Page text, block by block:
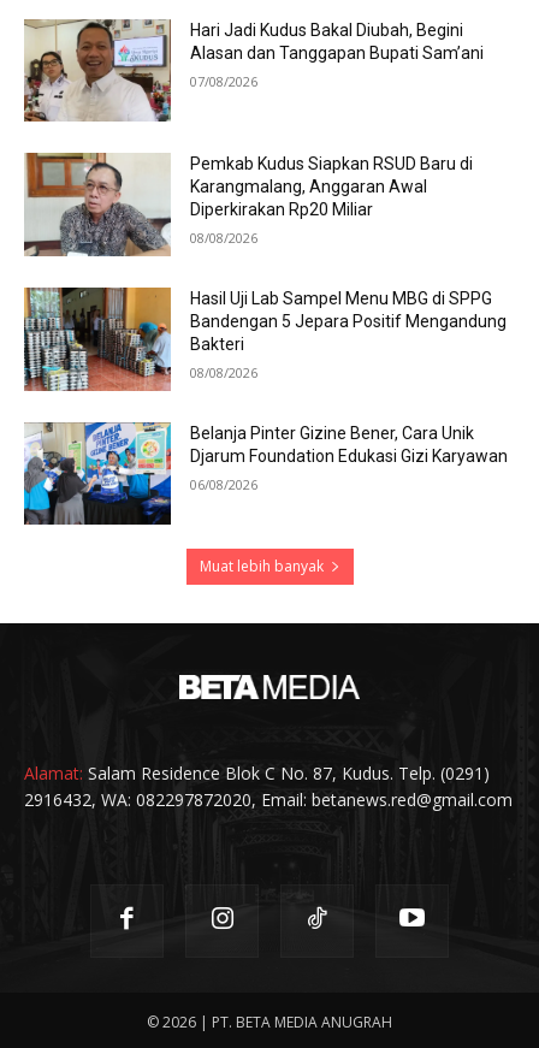
Hari Jadi Kudus Bakal Diubah, Begini
Alasan dan Tanggapan Bupati Sam’ani
07/08/2026
Pemkab Kudus Siapkan RSUD Baru di
Karangmalang, Anggaran Awal
Diperkirakan Rp20 Miliar
08/08/2026
Hasil Uji Lab Sampel Menu MBG di SPPG
Bandengan 5 Jepara Positif Mengandung
Bakteri
08/08/2026
Belanja Pinter Gizine Bener, Cara Unik
Djarum Foundation Edukasi Gizi Karyawan
06/08/2026
Muat lebih banyak
Alamat: Salam Residence Blok C No. 87, Kudus. Telp. (0291)
2916432, WA: 082297872020, Email: betanews.red@gmail.com
© 2026 | PT. BETA MEDIA ANUGRAH